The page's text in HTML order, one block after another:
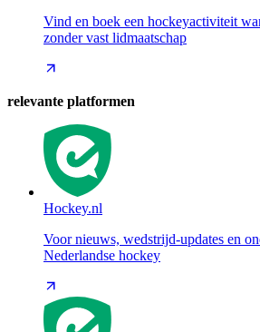
Vind en boek een hockeyactiviteit
zonder vast lidmaatschap
relevante platformen
Hockey.nl
Voor nieuws, wedstrijd-updates en
Nederlandse hockey